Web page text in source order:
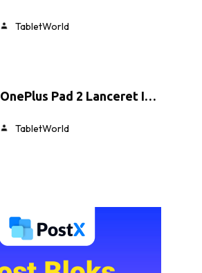
TabletWorld
OnePlus Pad 2 Lanceret I…
TabletWorld